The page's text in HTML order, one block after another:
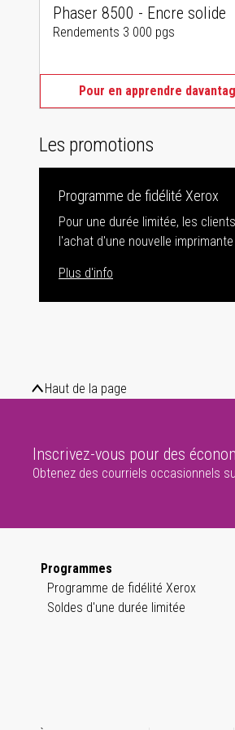
Phaser 8500 - Encre solide
Rendements 3 000 pgs
Pour en apprendre
Les promotions
Programme de fidélité Xerox
Pour une durée limitée, les
l'achat d'une nouvelle
Plus d'info
Haut de la page
Inscrivez-vous pour des
Obtenez des courriels occasionnels
Programmes
Programme de fidélité Xerox
Soldes d'une durée limitée